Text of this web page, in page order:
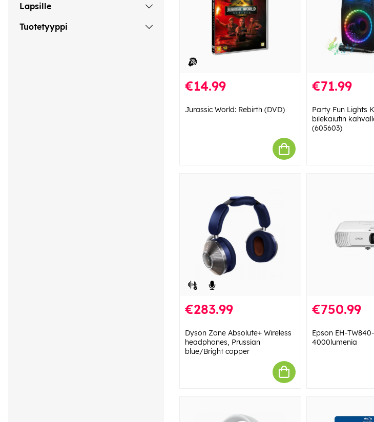
Lapsille
Tuotetyyppi
€14.99
Jurassic World: Rebirth (DVD)
€71.99
Party Fun Lights
bilekaiutin
(605603)
€283.99
Dyson Zone Absolute+ Wireless
headphones, Prussian
blue/Bright copper
€750.99
Epson EH-
4000lumenia